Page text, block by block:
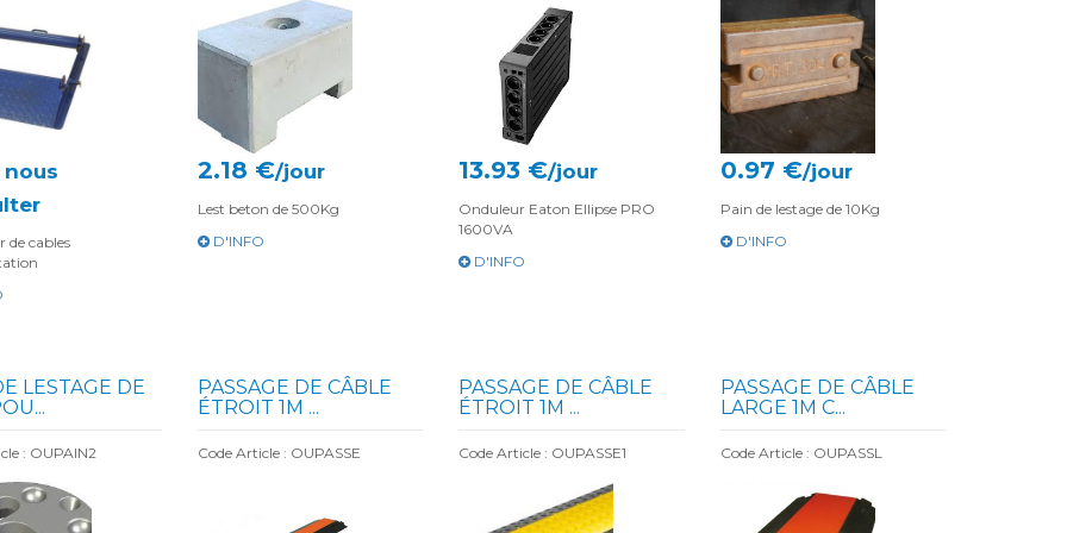
de cables
2.18 €/jour
Lest beton de 500Kg
D'INFO
13.93 €/jour
Onduleur Eaton Ellipse PRO
1600VA
D'INFO
0.97 €/jour
Pain de lestage de 10Kg
D'INFO
LESTAGE DE
: OUPAIN2
PASSAGE DE CÂBLE
ÉTROIT 1M ...
Code Article : OUPASSE
PASSAGE DE CÂBLE
ÉTROIT 1M ...
Code Article : OUPASSE1
PASSAGE DE CÂBLE
LARGE 1M C...
Code Article : OUPASSL